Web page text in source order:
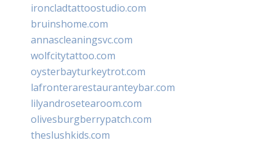
ironcladtattoostudio.com
bruinshome.com
annascleaningsvc.com
wolfcitytattoo.com
oysterbayturkeytrot.com
lafronterarestauranteybar.com
lilyandrosetearoom.com
olivesburgberrypatch.com
theslushkids.com